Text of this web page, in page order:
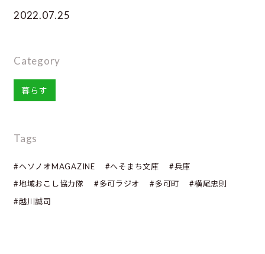
2022.07.25
Category
暮らす
Tags
#ヘソノオMAGAZINE #へそまち文庫
#兵庫
#地域おこし協力隊
#多可ラジオ #多可町
#横尾忠則
#越川誠司